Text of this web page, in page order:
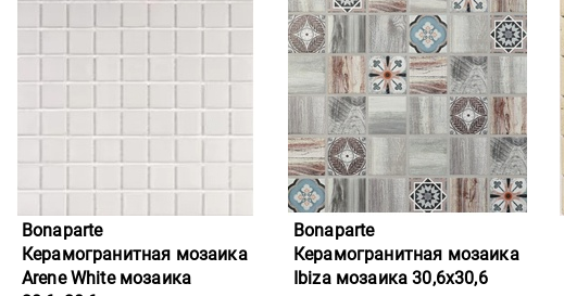
Bonaparte
Керамогранитная мозаика
Arene White мозаика
Bonaparte
Керамогранитная мозаика
Ibiza мозаика 30,6x30,6